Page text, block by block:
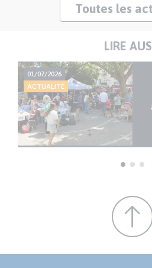
Toutes les
LIRE
01/07/2026
ACTUALITÉ